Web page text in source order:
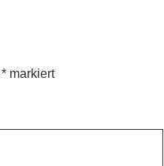
* markiert